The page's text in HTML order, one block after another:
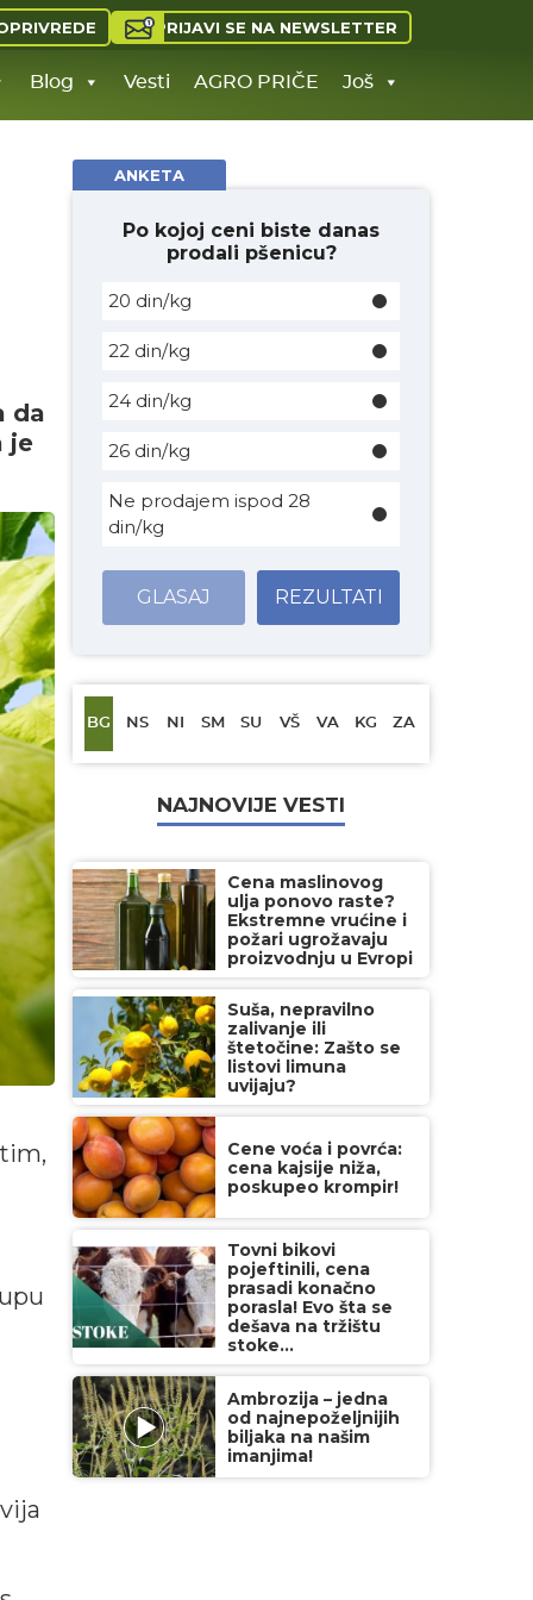
PRIJAVI SE NA NEWSLETTER
Blog Vesti AGRO PRIČE Još
da
je
ANKETA
Po kojoj ceni biste danas
prodali pšenicu?
20 din/kg
22 din/kg
24 din/kg
26 din/kg
Ne prodajem ispod 28
din/kg
GLASAJ REZULTATI
BG NS NI SM SU VŠ VA KG ZA
NAJNOVIJE VESTI
Cena maslinovog
ulja ponovo raste?
Ekstremne vrućine i
požari ugrožavaju
proizvodnju u Evropi
Suša, nepravilno
zalivanje ili
štetočine: Zašto se
listovi limuna
uvijaju?
Cene voća i povrća:
cena kajsije niža,
poskupeo krompir!
Tovni bikovi
pojeftinili, cena
prasadi konačno
porasla! Evo šta se
dešava na tržištu
stoke...
Ambrozija – jedna
od najnepoželjnijih
biljaka na našim
imanjima!